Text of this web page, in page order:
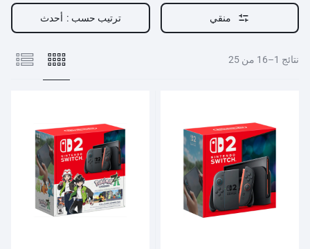
منقي ترتيب حسب : أحدث
نتائج 1–16 من 25